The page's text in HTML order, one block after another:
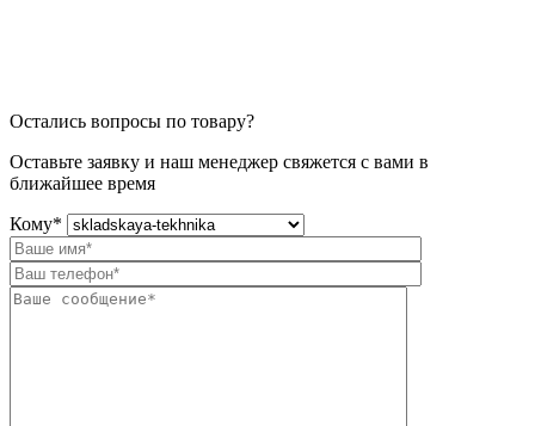
Остались вопросы по товару?
Оставьте заявку и наш менеджер свяжется с вами в
ближайшее время
Кому*